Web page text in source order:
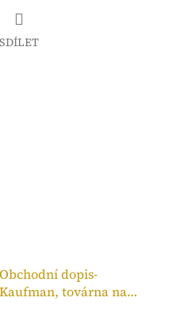
SDÍLET
Obchodní dopis-
Kaufman, továrna na